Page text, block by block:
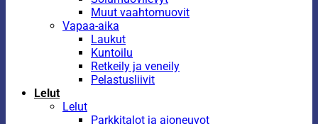
Muut vaahtomuovit
Vapaa-aika
Laukut
Kuntoilu
Retkeily ja veneily
Pelastusliivit
Lelut
Lelut
Parkkitalot ja ajoneuvot